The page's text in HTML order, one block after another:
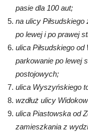
pasie dla 100 aut;
na ulicy
po lewej i po prawej
ulica Piłsudskiego
parkowanie po lewej
postojowych;
ulica Wyszyńskiego
wzdłuż ulicy
ulica Piastowska od
zamieszkania z